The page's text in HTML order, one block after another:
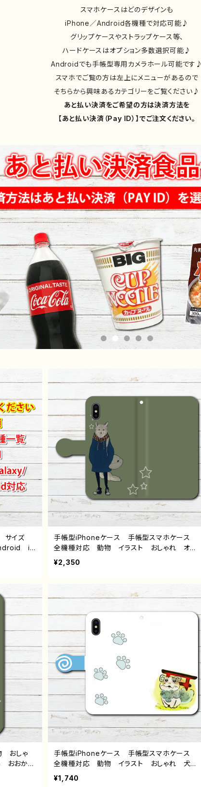
スマホケースはどのデザインも
iPhone／Android各機種で対応可能♪
グリップケースやストラップケース等、
ハードケースはオプション多数選択可能♪
Androidでも手帳型専用カメラホール可能です♪
スマホでご覧の方は左上にメニューがあるので
そちらから興味あるカテゴリーをご覧ください♪
あと払い決済をご希望の方は決済方法を
【あと払い決済（Pay ID）】でご注文ください。
サイズ
iP
Xperi
手帳型iPhoneケース 手帳型スマホケース
全機種対応 動物 イラスト おしゃれ オオ
カミ 狼 かわいい かっこいい メンズ レ
ディース 女子 高校生 男子 iPhone17/1
el Galaxy Android アンドロイド ケー
ス おすすめ 個性的 人気 イラストレータ
ン グッズ タイトル：マチアワセ（狼さん）
作：黒糖からす
¥2,350
おしゃ
おおか
小さい
的 人
手帳型iPhoneケース 手帳型スマホケース
全機種対応 動物 イラスト おしゃれ 犬
いぬ かわいい ゆるかわ メンズ レディー
ス 女子 面白いiPhoneケース おもしろス
¥1,740